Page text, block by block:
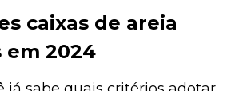
caixas de areia
em 2024